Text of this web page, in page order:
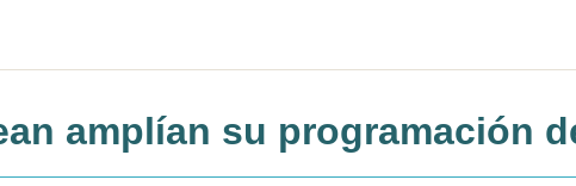
amplían su programación